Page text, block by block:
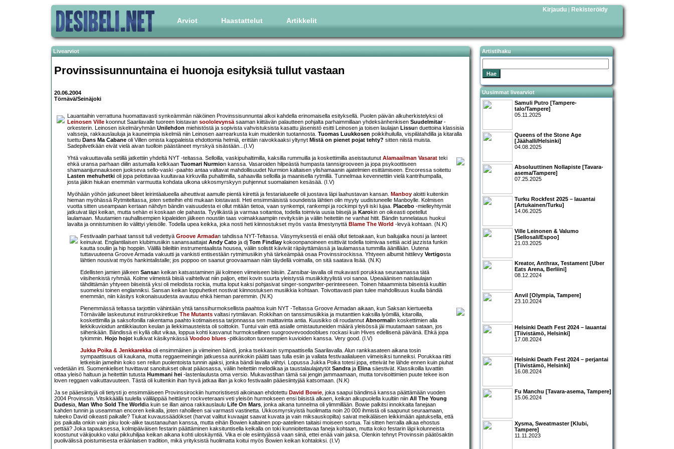
Arviot Haastattelut Artikkelit
Kirjaudu | Rekisteröidy
Livearviot
Provinssisunnuntaina ei huonoja esityksiä tullut vastaan
20.06.2004
Törnävä/Seinäjoki
Lauantaihin verrattuna huomattavasti synkeämmän näköinen Provinssisunnuntai alkoi kahdella erinomaisella esityksellä. Puolen päivän alkuherkistelyksi oli
Leinosen Ville koonnut Saarilavalle tuoreen loistavan soololevynsäsaaman kiittävän palautteen pohjalta parhaimmillaan yhdeksänhenkisen Suudelmitar-
orkesterin. Leinosen iskelmäryhmän Unilehdon miehistöstä ja sopivista vahvistuksista kasattu jäsenistö esitti Leinosen ja toisen laulajan Lissun duettoina klassisia
valsseja, rakkauslauluja ja kauneimpia iskelmiä niin Leinosen aarrearkusta kuin muidenkin tuotannosta. Tuomas Luukkosen poikkihuilulla, vispilätahdilla ja kitaralla
tuettu Dans Ma Cabane oli Villen omista kappaleista ehdottomia helmiä, erittäin raivokkaaksi yltynyt Mistä on pienet pojat tehty? sitten niistä muista.
Sadepilvetkään eivät vielä aivan tuolloin päästäneet myrskyä sisästään...(I.V)
Yhtä vakuuttavalla setillä jatkettiin yhdeltä NYT -teltassa. Selloilla, vaskipuhaltimilla, kaksilla rummuilla ja koskettimilla aseistautunut Alamaailman Vasarat teki
ehkä uransa parhaan diilin astumalla kelkkaan Tuomari Nurmion kanssa. Vasaroiden hilpeästä humpasta tannsigrooveen ja jopa psykoottiseen
shamaanijunnaukseen juokseva sello-vaski -paahto antaa valtavat mahdollisuudet Nurmion kaltaisen ylishamaanin ajatelmien esittämiseen. Encoressa soitettu
Lasten mehuhetki oli jopa pelottavaa kuultavaa kirkuvilla puhaltimilla, sahaavilla selloilla ja maanisella rytmillä. Tunnelmaa kevennettiin vielä kantrihumpalla,
josta jäikin hiukan enemmän varmuutta kohdata ulkona ukkosmyrskyyn puhjennut suomalainen kesäsää. (I.V)
Myöhään yöhön jatkuneet bileet leirintäalueella aiheuttivat aamulle pientä kiirettä ja festarialueelle oli juostava läpi laahustavan kansan. Manboy aloitti kuitenkin
hieman myöhässä Rytmiteltassa, joten setteihin ehti mukaan loistavasti. Heti ensimmäisistä soundeista lähtien olin myyty uudistuneelle Manboylle. Kolmisen
vuotta sitten useampaan kertaan nähdyn bändin vaisuudesta ei ollut mitään tietoa, vaan synkempi, rankempi ja rockimpi tyyli iski lujaa. Placebo -mielleyhtymät
jatkuivat läpi keikan, mutta sehän ei koskaan ole pahasta. Tyylikästä ja varmaa soitantoa, todella toimivia uusia biisejä ja Karokin on oikeasti opetellut
laulamaan. Muutamien rauhallisempien kipaleiden jälkeen noustiin taas voimakkaampiin revityksiin ja väliin heitettiin ne vanhat hitit. Bändin tunnelataus huokui
lavalta ja onnistumisen ilo välittyi yleisölle. Todella upea keikka, joka nosti heti kiinnostukset myös vasta ilmestynyttä Blame The World -levyä kohtaan. (N.K)
Festivaalin parhaat tanssit tuli vedettyä Groove Armadan tahdissa NYT-Teltassa. Väsymyksestä ei enää ollut tietoakaan, kun bailujalka nousi ja lanteet
keinuivat. Englantilaisen klubimusiikin sanansaattajat Andy Cato ja dj Tom Findlay kokoonpanoineen esittivät todella toimivaa settiä acid jazzista funkin
kautta souliin ja hip hoppiin. Välillä bileiltiin instrumentaalista housea, väliin solistit kävivät räpäyttämässä ja laulamassa tummilla äänillään. Uutena
tuttavuuteena Groove Armada vakuutti ja vankisti entisestään rytmimusiikin yhä tärkeämpää osaa Provinssirockissa. Yhtyeen albumit hittilevy Vertigosta
lähtien nousivat myös hankintalistalle; jos poppoo on saanut groovaamaan näin täydellä voimalla, on sitä saatava lisää. (N.K)
Edellisten jamien jälkeen Sansan keikan katsastaminen jäi kolmeen viimeiseen biisiin. Zansibar-lavalla oli mukavasti porukkaa seuraamassa tätä
viisihenkistä ryhmää. Kolme viimeistä biisiä vaihtelivat niin paljon, ettei kovin suurta yleistystä musiikkityylistä voi sanoa. Upeaäänisen naislaulajan
tähdittämän yhtyeen biiseistä yksi oli melodista rockia, mutta loput kaksi pohjasivat singer-songwriter-perinteeseen. Toinen hitaammista biiseistä kuultiin
suomeksi toinen englanniksi. Sansan keikan loppuhetket nostivat kiinnostuksen musiikkia kohtaan. Toivottavasti pian tulee mahdollisuus kuulla bändiä
enemmän, niin käsitys kokonaisuudesta avautuu ehkä hieman paremmin. (N.K)
Pienemmässä teltassa tarjottiin vähintään yhtä tanssihurmoksellista paahtoa kuin NYT -Teltassa Groove Armadan aikaan, kun Saksan kiertueelta
Törnävälle laskeutunut instrurokkiretkue The Mutants valtasi rytmilavan. Rokkihan on tanssimusiikkia ja mutanttien kaksilla lyömillä, kitaroilla,
koskettimilla ja saksofonilla rakentama paahto kotimaisessa tarjonnassa sen maittavinta antia. Kuusikko oli roudannut Abnormalin koskettimien alla
liekkikuvioidun antiikkiauton keulan ja liekkimausteista oli soittokin. Tuntui vain että asialle omistautuneiden määrä yleisössä jäi muutamaan sataan, jos
siihenkään. Bändissä ei kyllä ollut vikaa, loppua kohti kasvanut hurmoksellinen suogroovevoodooblues rockasi kuin Hives edellisenä päivänä. Ehkä jopa
tykimmin. Hojo hojot kulkivat käsikynkässä Voodoo blues -pitkäsoiton tuoreempien kuvioiden kanssa. Very good. (I.V)
Jukka Poika & Jenkkarekkaoli ensimmäinen ja viimeinen bändi, jonka tsekkasin sympaattisella Saarilavalla. Alun rankkasateen aikana tosin
sympaattisuus oli kaukana, mutta reggaemeiningin jatkuessa aurinkokin päätti taas tulla esiin ja vallata festivaalialueen viimeisiksi tunneiksi. Porukkaa riitti
letkeisiin jameihin koko sen reilun puolentoista tunnin ajaksi, jonka bändi lavalla viihtyi. Lopussa Jukka Poika totesi jopa, etteivät he lähde ennen kuin piuhat
vedetään irti. Suomenkieliset huvittavat sanoitukset olivat pääosassa, väliin heitettiin melodikaa ja taustalaulajatytöt Sandraja Elinasäestivät. Klassikoilla luvattiin
ottaa yleisö haltuun ja heitettiin tutusta Hummani hei -lastenlaulusta oma versio. Mukavastihan tämä sai jengin jammaamaan, mutta torvisoittimien puute tekee ison
loven reggaen vaikuttavuuteen. Tästä oli kuitenkin ihan hyvä jatkaa illan ja koko festivaalin pääesiintyjää katsomaan. (N.K)
Ja se pääesiintyjä oli tietysti jo ensimmäiseen Provinssirockiin humoristisesti aikoinaan ehdotettu David Bowie, joka saapui bändinsä kanssa päättämään vuoden
2004 Provinssin. Vitsikkäällä tuulella väliläppää heittänyt rockveteraani veti yleisön hurmokseen ensi biisistä alkaen, keikan alkupuolella kuultiin niin All The Young
Dudesia, Man Who Sold The Worldia kuin se illan ainoa rakkauslaulu Life On Mars, jonka aikana tunnelma oli ylimmillään. Bowie palkitsi innokkaita fanejaan
kahden tunnin ja useamman encoren keikalla, joten rahoilleen sai varmasti vastinetta. Ukkosmyrskyistä huolimatta noin 20 000 ihmistä oli saapunut seuraamaan,
tuleeko David oikeasti paikalle? Tiukat kuvaussäädökset (harvat valitut kuvaajat saavat kuvata ja vain miksauskopilta) saivat meikäläisen leikkimään ajatuksella, että
jos paikalla onkin vain joku look-alike taustanauhan kanssa, mutta eihän Bowien kaltainen pop-aatelinen taitaisi moiseen sortua. Tai sitten herralla alkaa ehostus
pettää? Joka tapauksessa, kolmipäiväisen festarin päättäminen kaksituntisella keikalla on toki kunnioitettavaa faneja kohtaan, mutta koko festarin läpi kolunneista
koostunut väkijoukko valui pikkuhiljaa keikan aikana kohti uloskäyntiä. Vika ei ole esiintyjässä vaan siinä, ettei enää vain jaksa. Olenkin tehnyt Provinssin päätösaktin
puolivälissä poistumisesta eräänlaisen tradition, mikä yrityksistä huolimatta koitui myös Bowien keikan kohtaloksi. (I.V)
Artistihaku
Uusimmat livearviot
Samuli Putro [Tampere-
talo/Tampere]
05.11.2025
Queens of the Stone Age
[Jäähalli/Helsinki]
04.08.2025
Absoluuttinen Nollapiste [Tavara-
asema/Tampere]
07.25.2025
Turku Rockfest 2025 – lauantai
[Artukainen/Turku]
14.06.2025
Ville Leinonen & Valumo
[Sellosali/Espoo]
21.03.2025
Kreator, Anthrax, Testament [Uber
Eats Arena, Berliini]
08.12.2024
Anvil [Olympia, Tampere]
23.10.2024
Helsinki Death Fest 2024 – lauantai
[Tiivistämö, Helsinki]
17.08.2024
Helsinki Death Fest 2024 – perjantai
[Tiivistämö, Helsinki]
16.08.2024
Fu Manchu [Tavara-asema, Tampere]
15.06.2024
Xysma, Sweatmaster [Klubi,
Tampere]
11.11.2023